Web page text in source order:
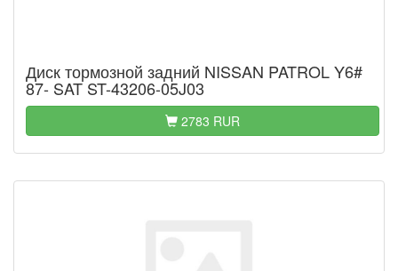
Диск тормозной задний NISSAN PATROL Y6#
87- SAT ST-43206-05J03
2783 RUR